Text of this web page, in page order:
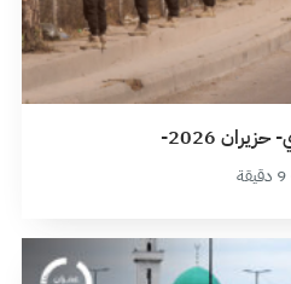
2026-